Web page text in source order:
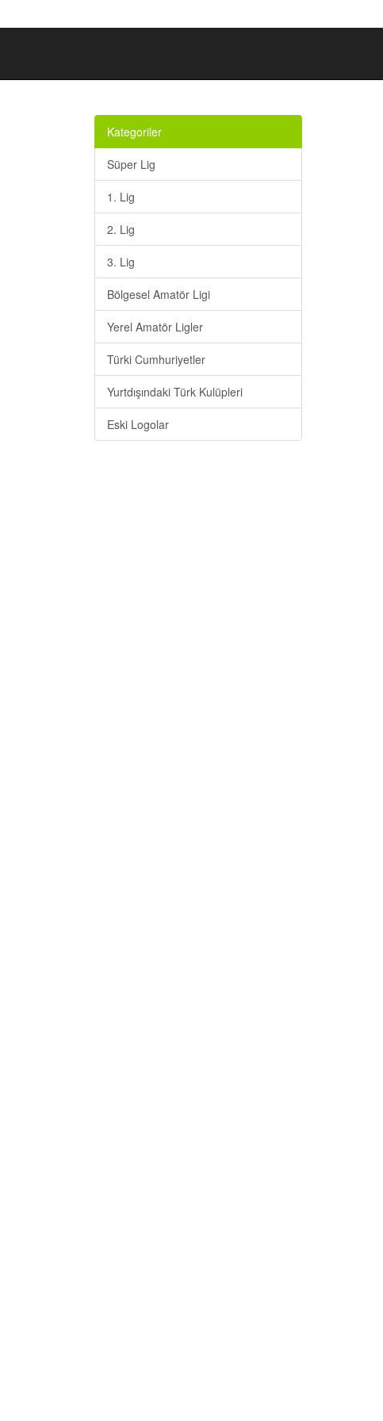
Kategoriler
Süper Lig
1. Lig
2. Lig
3. Lig
Bölgesel Amatör Ligi
Yerel Amatör Ligler
Türki Cumhuriyetler
Yurtdışındaki Türk Kulüpleri
Eski Logolar